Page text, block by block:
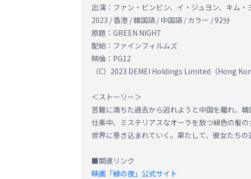
出演：ファン・ビンビン、イ・ジュヨン、キム・
2023 / 香港 / 韓国語 / 中国語 / カラー / 92分
原題：GREEN NIGHT
配給：ファインフィルムズ
映倫：PG12
（C）2023 DEMEI Holdings Limited（Hong
＜ストーリー＞
苦難に満ちた過去から逃れようと中国を離れ、
仕事中、ミステリアスなオーラを放つ緑色の髪
世界に巻き込まれていく。果たして、彼女たち
■関連リンク
映画「緑の夜」公式サイト